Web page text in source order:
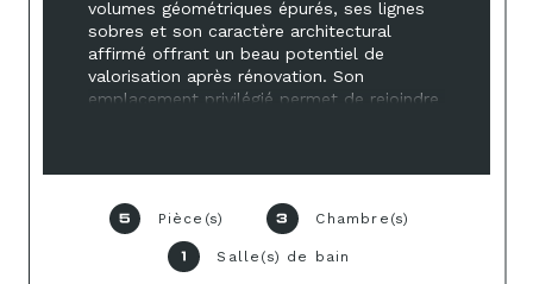
5 Pièce(s) 3 Chambre(s)
1 Salle(s) de bain
volumes géométriques épurés, ses lignes
sobres et son caractère architectural
affirmé offrant un beau potentiel de
valorisation après rénovation. Son
emplacement privilégié permet de rejoindre
une véranda d'environ 15 m², trois
chambres, deux salles d'eau et une salle
de bain. Une agréable terrasse de 14 m²